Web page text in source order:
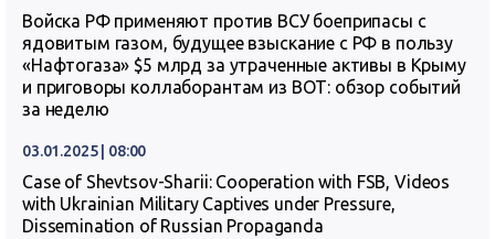
Войска РФ применяют против ВСУ боеприпасы с
ядовитым газом, будущее взыскание с РФ в пользу
«Нафтогаза» $5 млрд за утраченные активы в Крыму
и приговоры коллаборантам из ВОТ: обзор событий
за неделю
03.01.2025 | 08:00
Case of Shevtsov-Sharii: Cooperation with FSB, Videos
with Ukrainian Military Captives under Pressure,
Dissemination of Russian Propaganda